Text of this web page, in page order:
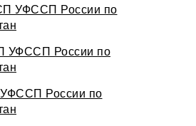
УФССП России по
УФССП России по
России по